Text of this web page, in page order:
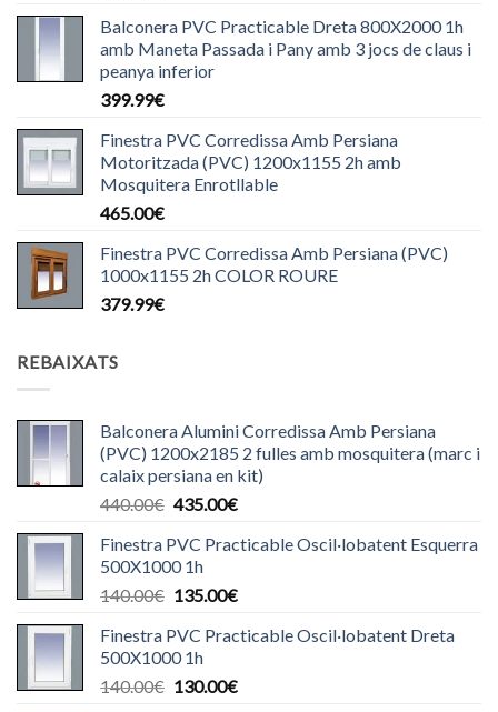
Balconera PVC Practicable Dreta 800X2000 1h
amb Maneta Passada i Pany amb 3 jocs de claus i
peanya inferior
399.99€
Finestra PVC Corredissa Amb Persiana
Motoritzada (PVC) 1200x1155 2h amb
Mosquitera Enrotllable
465.00€
Finestra PVC Corredissa Amb Persiana (PVC)
1000x1155 2h COLOR ROURE
379.99€
REBAIXATS
Balconera Alumini Corredissa Amb Persiana
(PVC) 1200x2185 2 fulles amb mosquitera (marc i
calaix persiana en kit)
440.00€ El
original
era:
440.00€.
435.00€El
actual
435.00€.
Finestra PVC Practicable Oscil·lobatent Esquerra
500X1000 1h
140.00€ El
original
era:
140.00€.
135.00€El
actual
135.00€.
Finestra PVC Practicable Oscil·lobatent Dreta
500X1000 1h
140.00€ El
130.00€El